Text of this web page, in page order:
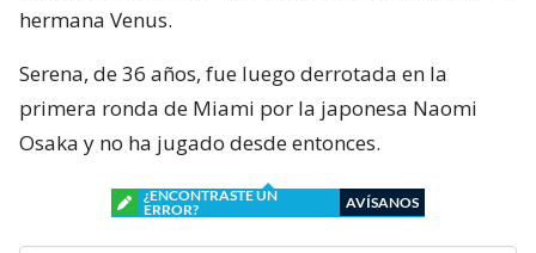
hermana Venus.
Serena, de 36 años, fue luego derrotada en la
primera ronda de Miami por la japonesa Naomi
Osaka y no ha jugado desde entonces.
¿ENCONTRASTE UN
ERROR?
AVÍSANOS